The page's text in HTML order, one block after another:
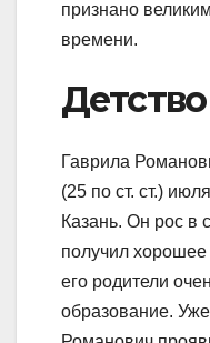
признано
времени.
Гаврила
(25 по ст. ст.)
Казань. Он рос в
получил хорошее
его родители
образование.